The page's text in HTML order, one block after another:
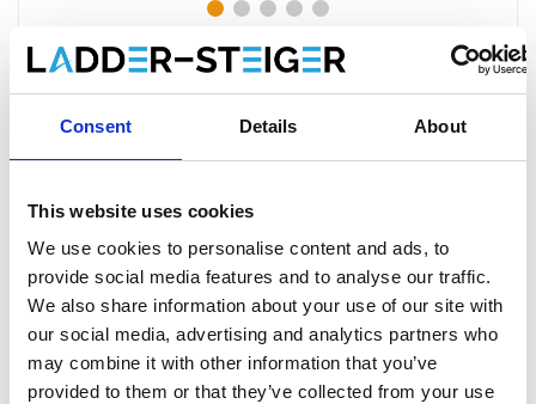
Consent Details About
This website uses cookies
We use cookies to personalise content and ads, to
provide social media features and to analyse our traffic.
We also share information about your use of our site with
our social media, advertising and analytics partners who
may combine it with other information that you’ve
provided to them or that they’ve collected from your use
ASC Rollgerüst-Bordbrett-Set
€192,00 Exkl. MwSt
Inkl. MwSt
Gratis Versand innerhalb von 1-3 Werktagen, oder